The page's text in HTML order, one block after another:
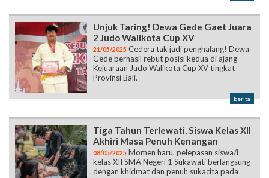
Unjuk Taring! Dewa Gede Gaet Juara
2 Judo Walikota Cup XV
21/05/2025 Cedera tak jadi penghalang! Dewa
Gede berhasil rebut posisi kedua di ajang
Kejuaraan Judo Walikota Cup XV tingkat
Provinsi Bali.
berita
Tiga Tahun Terlewati, Siswa Kelas XII
Akhiri Masa Penuh Kenangan
08/05/2025 Momen haru, pelepasan siswa/i
kelas XII SMA Negeri 1 Sukawati berlangsung
dengan khidmat dan penuh sukacita pada